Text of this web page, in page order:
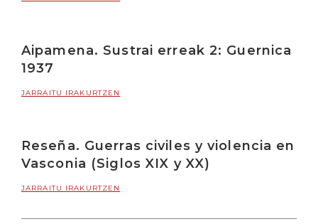
Aipamena. Sustrai erreak 2: Guernica
1937
JARRAITU IRAKURTZEN
Reseña. Guerras civiles y violencia en
Vasconia (Siglos XIX y XX)
JARRAITU IRAKURTZEN